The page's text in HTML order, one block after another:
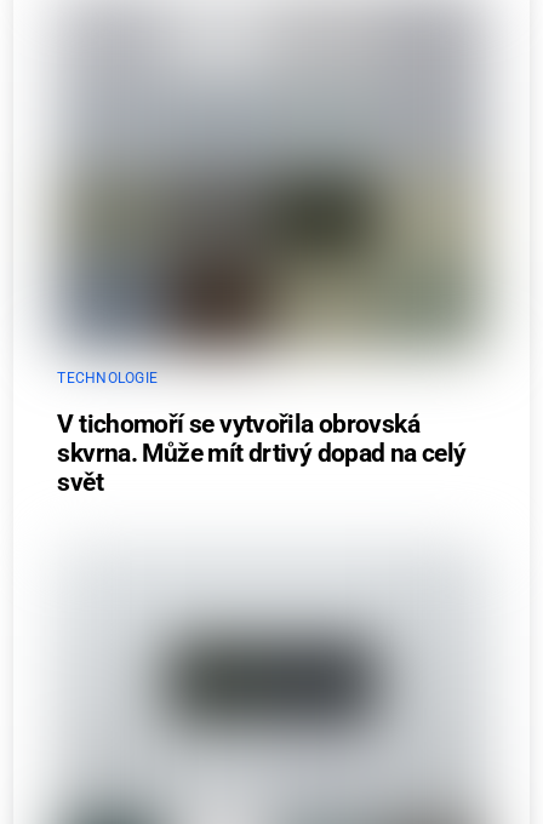
TECHNOLOGIE
V tichomoří se vytvořila obrovská
skvrna. Může mít drtivý dopad na celý
svět